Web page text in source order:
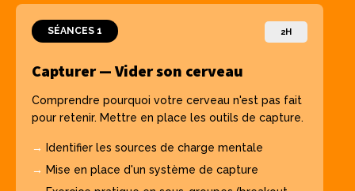
SÉANCES 1 2H
Capturer — Vider son cerveau
Comprendre pourquoi votre cerveau n'est pas fait
pour retenir. Mettre en place les outils de capture.
→
Identifier les sources de charge mentale
→ Mise en place d'un système de capture